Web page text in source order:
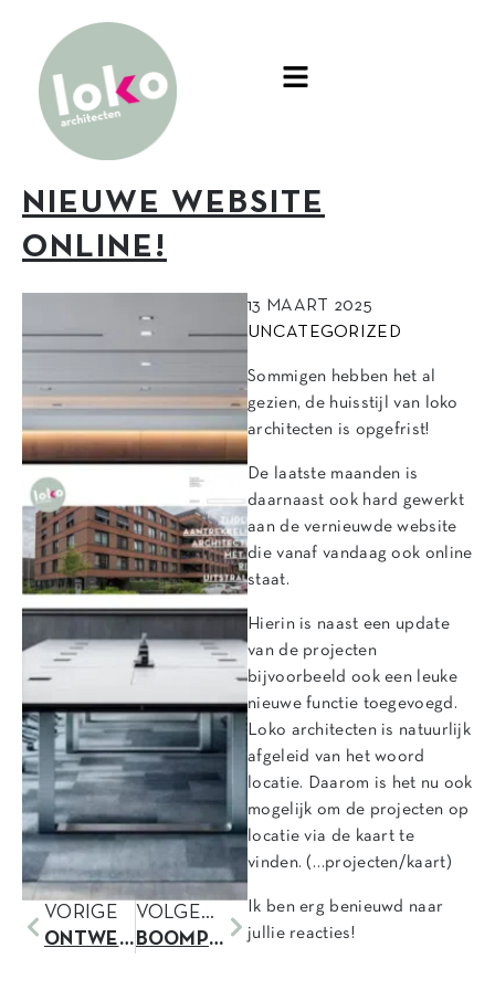
NIEUWE WEBSITE
ONLINE!
VORIGE
ONTWERP KOUDENHOEK GOEDGEKEURD
VOLGENDE
BOOMPLANTDAG LOUISEWEG
13 MAART 2025
UNCATEGORIZED
Sommigen hebben het al
gezien, de huisstijl van loko
architecten is opgefrist!
De laatste maanden is
daarnaast ook hard gewerkt
aan de vernieuwde website
die vanaf vandaag ook online
staat.
Hierin is naast een update
van de projecten
bijvoorbeeld ook een leuke
nieuwe functie toegevoegd.
Loko architecten is natuurlijk
afgeleid van het woord
locatie. Daarom is het nu ook
mogelijk om de projecten op
locatie via de kaart te
vinden. (…projecten/kaart)
Ik ben erg benieuwd naar
jullie reacties!